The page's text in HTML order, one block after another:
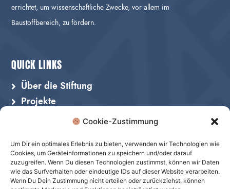
Cookie-Zustimmung
Um Dir ein optimales Erlebnis zu bieten, verwenden wir Technologien wie
Cookies, um Geräteinformationen zu speichern und/oder darauf
zuzugreifen. Wenn Du diesen Technologien zustimmst, können wir Daten
wie das Surfverhalten oder eindeutige IDs auf dieser Website verarbeiten.
Wenn Du Dein Zustimmung nicht erteilen oder zurückziehst, können
errichtet, um wissenschaftliche Zwecke, vor allem im
Baustoffbereich, zu fördern.
QUICK LINKS
Über die Stiftung
Projekte
Architekturpreis
Projektförderung
Kontakt